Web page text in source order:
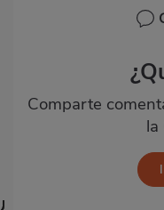
Comparte
la